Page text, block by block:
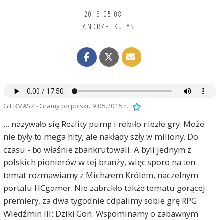
2015-05-08
ANDRZEJ KUTYS
GIERMASZ - Gramy po polsku 9.05.2015 r.
... nazywało się Reality pump i robiło niezłe gry. Może
nie były to mega hity, ale nakłady szły w miliony. Do
czasu - bo właśnie zbankrutowali. A byli jednym z
polskich pionierów w tej branży, więc sporo na ten
temat rozmawiamy z Michałem Królem, naczelnym
portalu HCgamer. Nie zabrakło także tematu gorącej
premiery, za dwa tygodnie odpalimy sobie grę RPG
Wiedźmin III: Dziki Gon. Wspominamy o zabawnym